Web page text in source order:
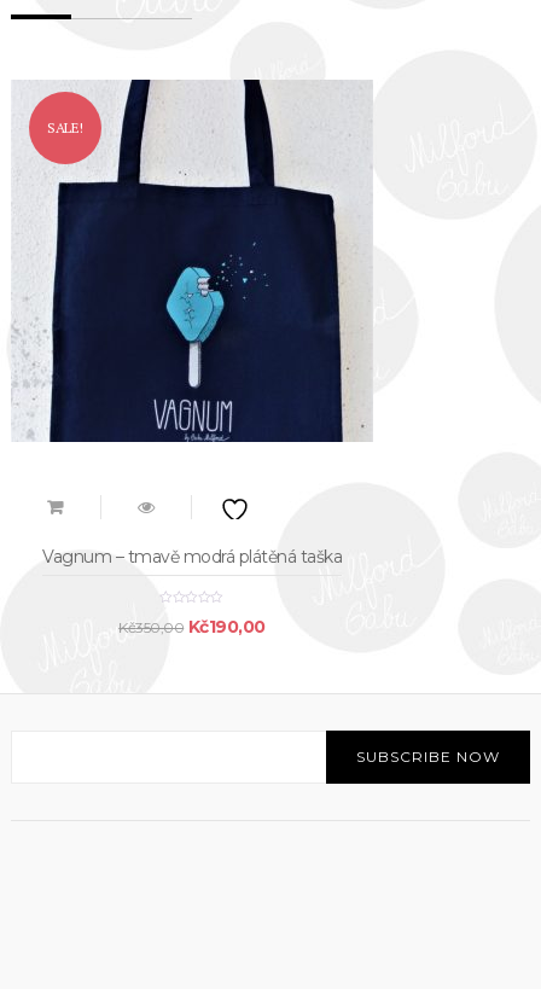
SALE!
Vagnum – tmavě modrá plátěná taška
Kč350,00 Original
Kč190,00Current